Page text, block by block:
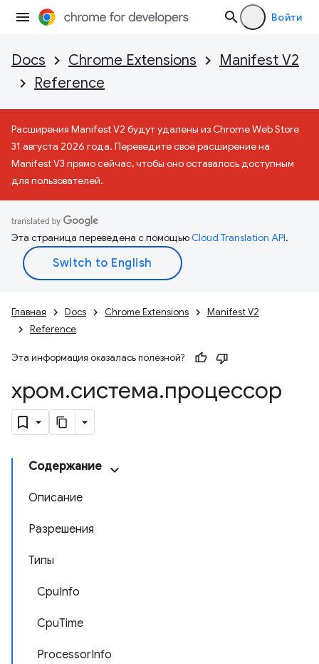
Войти
Docs Chrome Extensions
Manifest V2
Reference
Расширения Manifest V2 будут удалены из Chrome Web Store
31 августа 2026 года. Переведите своё расширение на
Manifest V3 прямо сейчас, чтобы оно оставалось доступным
для пользователей.
Эта страница переведена с помощьюCloud Translation API.
Главная Docs Chrome Extensions
Manifest V2
Reference
Эта информация оказалась полезной?
хром.система.процессор
Содержание
Описание
Разрешения
Типы
CpuInfo
CpuTime
ProcessorInfo